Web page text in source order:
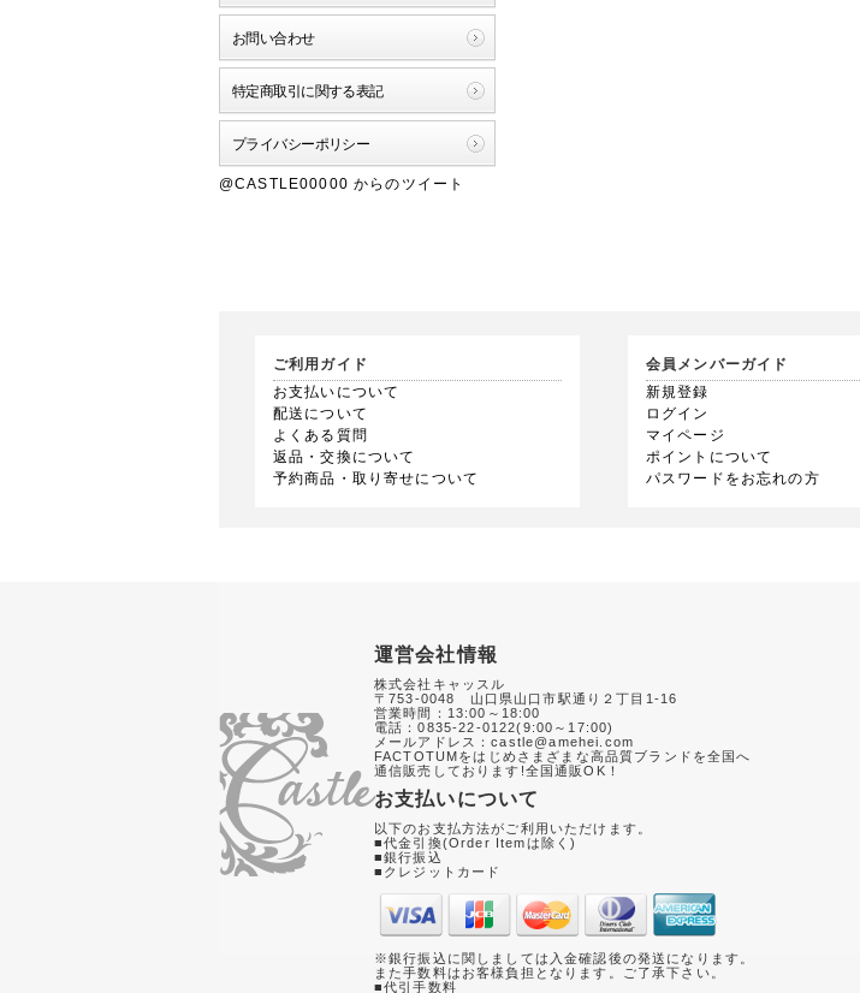
お問い合わせ
特定商取引に関する表記
プライバシーポリシー
@CASTLE00000 からのツイート
ご利用ガイド
お支払いについて
配送について
よくある質問
返品・交換について
予約商品・取り寄せについて
会員メンバーガイド
新規登録
ログイン
マイページ
ポイントについて
パスワードをお忘れの方
運営会社情報
株式会社キャッスル
〒753-0048 山口県山口市駅通り２丁目1-16
営業時間：13:00～18:00
電話：0835-22-0122(9:00～17:00)
メールアドレス：castle@amehei.com
FACTOTUMをはじめさまざまな高品質ブランドを全国へ
通信販売しております!全国通販OK！
お支払いについて
以下のお支払方法がご利用いただけます。
■代金引換(Order Itemは除く)
■銀行振込
■クレジットカード
※銀行振込に関しましては入金確認後の発送になります。
また手数料はお客様負担となります。ご了承下さい。
■代引手数料